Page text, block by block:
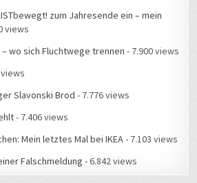
zum Jahresende ein – mein
views
wo sich Fluchtwege trennen - 7.900 views
Slavonski Brod - 7.776 views
- 7.406 views
Mein letztes Mal bei IKEA - 7.103 views
Falschmeldung - 6.842 views